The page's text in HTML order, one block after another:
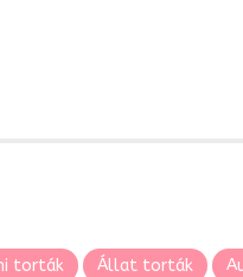
torták Állat torták